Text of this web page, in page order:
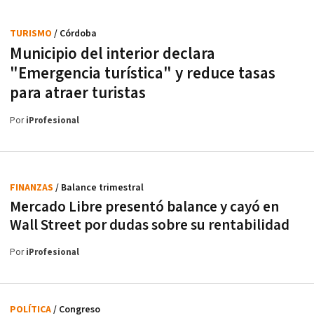
Municipio del interior declara
"Emergencia turística" y reduce tasas
para atraer turistas
TURISMO / Córdoba
PoriProfesional
Mercado Libre presentó balance y cayó en
Wall Street por dudas sobre su rentabilidad
FINANZAS / Balance trimestral
PoriProfesional
POLÍTICA/ Congreso